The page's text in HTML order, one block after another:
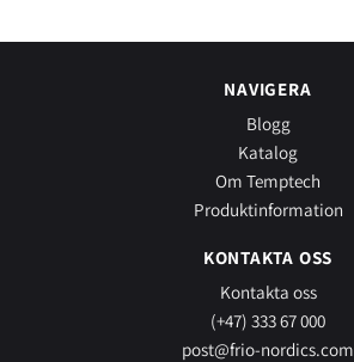
NAVIGERA
Blogg
Katalog
Om Temptech
Produktinformation
KONTAKTA OSS
Kontakta oss
(+47) 333 67 000
post@frio-nordics.com